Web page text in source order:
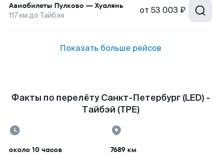
Авиабилеты Пулково — Хуалянь
117км до Тайбэя от 53 003 ₽
Показать больше рейсов
Факты по перелёту Санкт-Петербург (LED) -
Тайбэй (TPE)
около 10 часов 7689 км